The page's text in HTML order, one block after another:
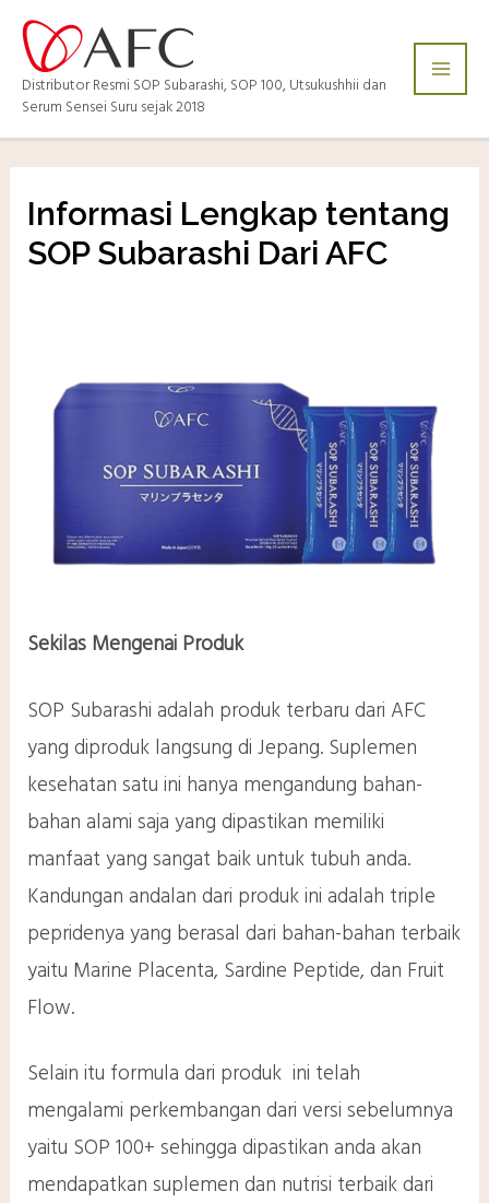
Distributor Resmi SOP Subarashi, SOP 100, Utsukushhii dan
Serum Sensei Suru sejak 2018
Informasi Lengkap tentang
SOP Subarashi Dari AFC
Sekilas Mengenai Produk
SOP Subarashi adalah produk terbaru dari AFC
yang diproduk langsung di Jepang. Suplemen
kesehatan satu ini hanya mengandung bahan-
bahan alami saja yang dipastikan memiliki
manfaat yang sangat baik untuk tubuh anda.
Kandungan andalan dari produk ini adalah triple
pepridenya yang berasal dari bahan-bahan terbaik
yaitu Marine Placenta, Sardine Peptide, dan Fruit
Flow.
Selain itu formula dari produk ini telah
mengalami perkembangan dari versi sebelumnya
yaitu SOP 100+ sehingga dipastikan anda akan
mendapatkan suplemen dan nutrisi terbaik dari